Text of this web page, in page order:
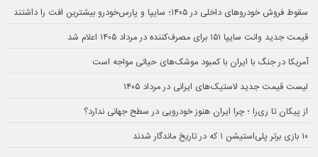
سقوط فروش خودروهای داخلی در ۱۴۰۵؛ سایپا و پارس‌خودرو بیشترین افت را داشتند
قیمت جدید وانت سایپا ۱۵۱ برای مصرف‌کننده در مرداد ۱۴۰۵ اعلام شد
آمریکا در جنگ با ایران با کمبود موشک‌های حیاتی مواجه است
لیست قیمت جدید لاستیک‌های ایرانی در مرداد ۱۴۰۵
از پیکان تا ری‌را ؛ چرا ایران هنوز خودرویی در سطح جهانی ندارد؟
۱۰ بازی برتر پلی‌استیشن ۱ که در تاریخ ماندگار شدند